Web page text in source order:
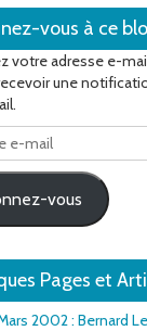
vous à ce
votre adresse e-
une
vous
Pages et
2002 : Bernard